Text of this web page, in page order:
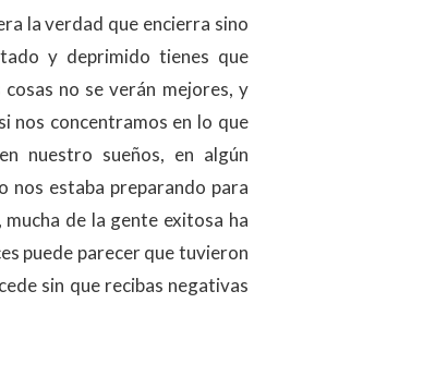
la verdad que encierra sino
y deprimido tienes que
no se verán mejores, y
nos concentramos en lo que
nuestro sueños, en algún
nos estaba preparando para
de la gente exitosa ha
puede parecer que tuvieron
sin que recibas negativas